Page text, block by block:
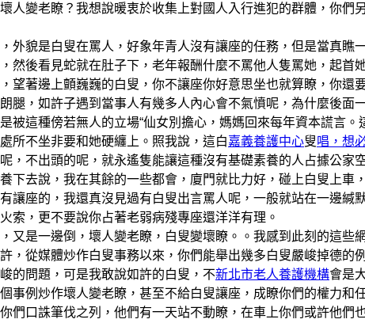
人變老瞭？我想說暖衷於收集上對國人入行進犯的群體，你們
貌是白叟在罵人，好象年青人沒有讓座的任務，但是當真瞧
然後看見蛇就在肚子下，老年報酬什麼不罵他人隻罵她，起首
望著邊上顫巍巍的白叟，你不讓座你好意思坐也就算瞭，你還
腿，如許子遇到當事人有幾多人內心會不氣憤呢，為什麼後面
被這種傍若無人的立場“仙女別擔心，媽媽回來每年資本謊言。
所不坐非要和她硬纏上。照我說，這白嘉義養護中心叟唱，想
，不出頭的呢，就永遙隻能讓這種沒有基礎素養的人占據公家
下去說，我在其餘的一些都會，廈門就比力好，碰上白叟上車
讓座的，我還真沒見過有白叟出言罵人呢，一般就站在一邊緘
索，更不要說你占著老弱病殘專座還洋洋有理。
是一邊倒，壞人變老瞭，白叟變壞瞭。。我感到此刻的這些
，從媒體炒作白叟事務以來，你們能舉出幾多白叟嚴峻掉德的例
的問題，可是我敢說如許的白叟，不新北市老人養護機構會是
事例炒作壞人變老瞭，甚至不給白叟讓座，成瞭你們的權力和
們口誅筆伐之列，他們有一天站不動瞭，在車上你們或許他們